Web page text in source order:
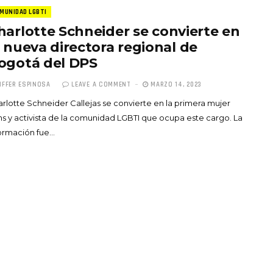
LGBTI
Schneider se convierte en
nueva directora regional de
del DPS
ESPINOSA LEAVE A COMMENT MARZO 14, 2023
Schneider Callejas se convierte en la primera mujer
y activista de la comunidad LGBTI que ocupa este cargo. La
fue…
Totó la Momposina: el
adiós a la gran